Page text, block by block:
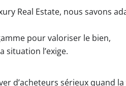
Real Estate, nous savons
pour valoriser le bien,
situation l’exige.
d’acheteurs sérieux